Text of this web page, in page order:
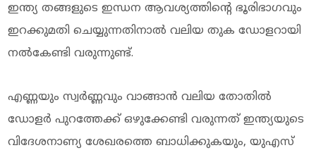
ഇന്ത്യ തങ്ങളുടെ ഇന്ധന ആവശ്യത്തിന്റെ ഭൂരിഭാഗവും
ഇറക്കുമതി ചെയ്യുന്നതിനാൽ വലിയ തുക ഡോളറായി
നൽകേണ്ടി വരുന്നുണ്ട്.
എണ്ണയും സ്വർണ്ണവും വാങ്ങാൻ വലിയ തോതിൽ
ഡോളർ പുറത്തേക്ക് ഒഴുക്കേണ്ടി വരുന്നത് ഇന്ത്യയുടെ
വിദേശനാണ്യ ശേഖരത്തെ ബാധിക്കുകയും, യുഎസ്